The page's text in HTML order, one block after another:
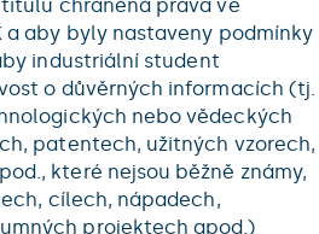
chráněná práva ve
a aby byly nastaveny podmínky
industriální student
o důvěrných informacích (tj.
nebo vědeckých
patentech, užitných vzorech,
které nejsou běžně známy,
cílech, nápadech,
projektech apod.)